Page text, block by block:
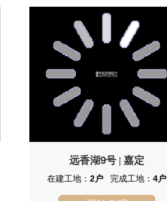
远香湖9号 |嘉定
在建工地：2户 完成工地：4户